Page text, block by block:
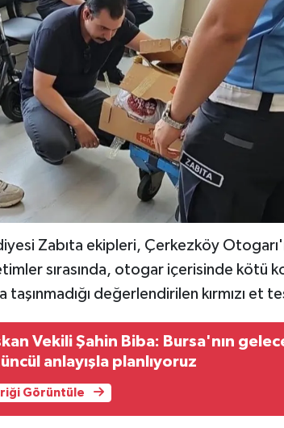
Zabıta ekipleri, Çerkezköy
sırasında, otogar içerisinde kötü
değerlendirilen kırmızı et
Vekili Şahin Biba: Bursa'nın
anlayışla planlıyoruz
Görüntüle